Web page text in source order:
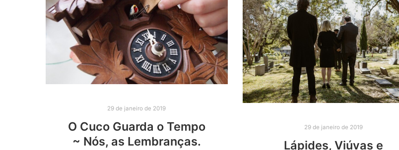
29 de janeiro de 2019
O Cuco Guarda o Tempo
~ Nós, as Lembranças.
29 de janeiro de 2019
Lápides, Viúvas e